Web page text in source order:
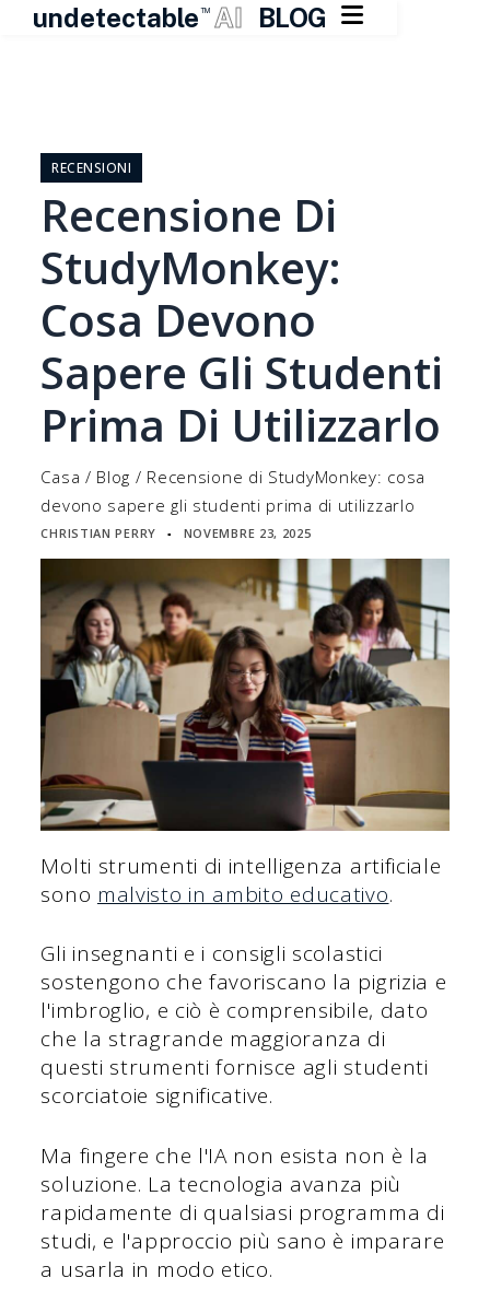
undetectable TM AI BLOG 
contenuto
RECENSIONI
Recensione Di
StudyMonkey:
Cosa Devono
Sapere Gli Studenti
Prima Di Utilizzarlo
Casa / Blog / Recensione di StudyMonkey: cosa
devono sapere gli studenti prima di utilizzarlo
CHRISTIAN PERRY ▪ NOVEMBRE 23, 2025
Molti strumenti di intelligenza artificiale
sono malvisto in ambito educativo.
Gli insegnanti e i consigli scolastici
sostengono che favoriscano la pigrizia e
l'imbroglio, e ciò è comprensibile, dato
che la stragrande maggioranza di
questi strumenti fornisce agli studenti
scorciatoie significative.
Ma fingere che l'IA non esista non è la
soluzione. La tecnologia avanza più
rapidamente di qualsiasi programma di
studi, e l'approccio più sano è imparare
a usarla in modo etico.